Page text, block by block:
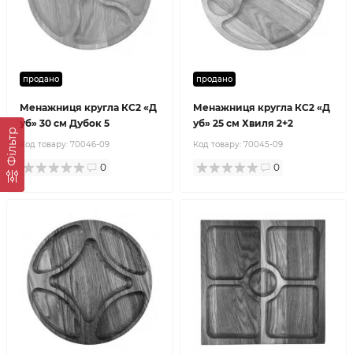
Фільтр
продано
Менажниця кругла КС2 «Д
уб» 30 см Дубок 5
Код товару: 70046-09
0
продано
Менажниця кругла КС2 «Д
уб» 25 см Хвиля 2+2
Код товару: 70045-09
0